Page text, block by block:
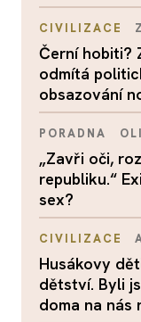
CIVILIZACE
Černí hobiti?
odmítá
obsazování
PORADNA
„Zavři oči,
republiku.“
sex?
CIVILIZACE
Husákovy
dětství. Byli
doma na nás